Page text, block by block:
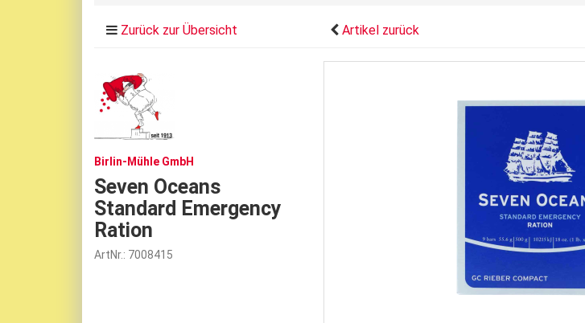
Zurück zur Übersicht Artikel zurück
Birlin-Mühle GmbH
Seven Oceans
Standard Emergency
Ration
ArtNr.: 7008415